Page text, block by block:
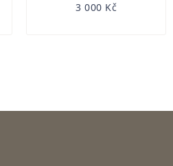
3 000 Kč